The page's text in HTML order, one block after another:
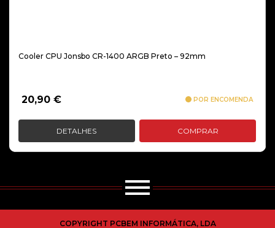
Cooler CPU Jonsbo CR-1400 ARGB Preto – 92mm
20,90 € POR ENCOMENDA
DETALHES COMPRAR
COPYRIGHT PCBEM INFORMÁTICA, LDA